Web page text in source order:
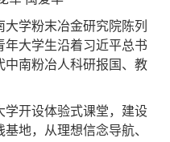
学粉末冶金研究院陈列
年大学生沿着习近平总书
中南粉冶人科研报国、教
学开设体验式课堂，建设
地，从理想信念导航、